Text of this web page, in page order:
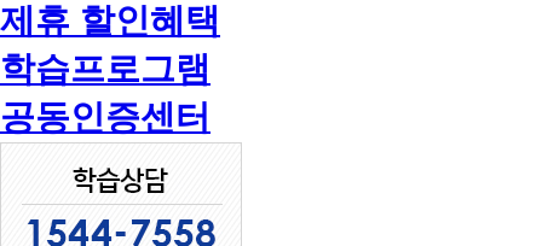
제휴 할인혜택
학습프로그램
공동인증센터